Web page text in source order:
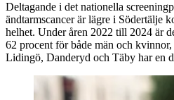
Deltagande i det nationella
ändtarmscancer är lägre i Södertälje
helhet. Under åren 2022 till 2024 är
62 procent för både män och
Lidingö, Danderyd och Täby har en